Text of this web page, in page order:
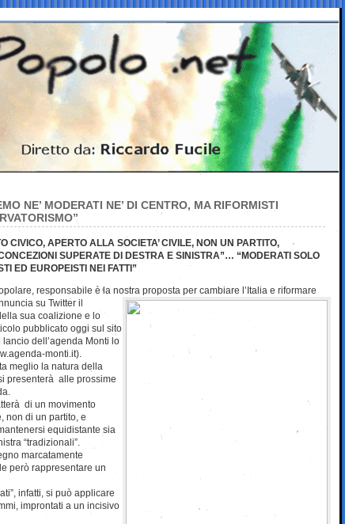
NE’ MODERATI NE’ DI CENTRO, MA RIFORMISTI
CIVICO, APERTO ALLA SOCIETA’ CIVILE, NON UN PARTITO,
SUPERATE DI DESTRA E SINISTRA”… “MODERATI SOLO
ED EUROPEISTI NEI FATTI”
responsabile è la nostra proposta per cambiare l’Italia e riformare
su Twitter il
sua coalizione e lo
pubblicato oggi sul sito
dell’agenda Monti lo
monti.it).
meglio la natura della
presenterà alle prossime
di un movimento
non di un partito, e
equidistante sia
“tradizionali”.
marcatamente
però rappresentare un
infatti, si può applicare
improntati a un incisivo